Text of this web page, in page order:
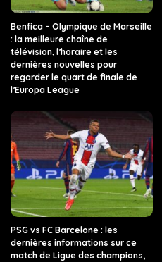
Benfica – Olympique de Marseille
: la meilleure chaîne de
télévision, l’horaire et les
dernières nouvelles pour
regarder le quart de finale de
l’Europa League
PSG vs FC Barcelone : les
dernières informations sur ce
match de Ligue des champions,